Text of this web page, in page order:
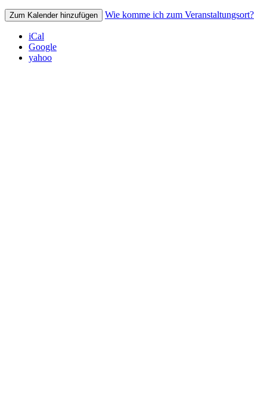
Zum Kalender hinzufügen Wie komme ich zum Veranstaltungsort?
iCal
Google
yahoo